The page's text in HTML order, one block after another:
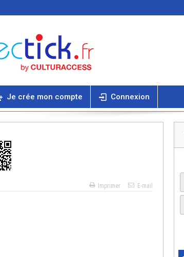
Je crée mon compte Connexion
Imprimer E-mail